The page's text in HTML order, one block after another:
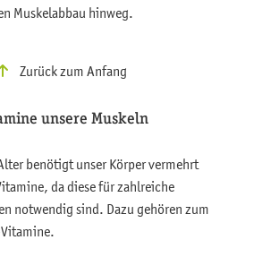
Muskelabbau hinweg.
Zurück zum Anfang
unsere Muskeln
benötigt unser Körper vermehrt
da diese für zahlreiche
notwendig sind. Dazu gehören zum